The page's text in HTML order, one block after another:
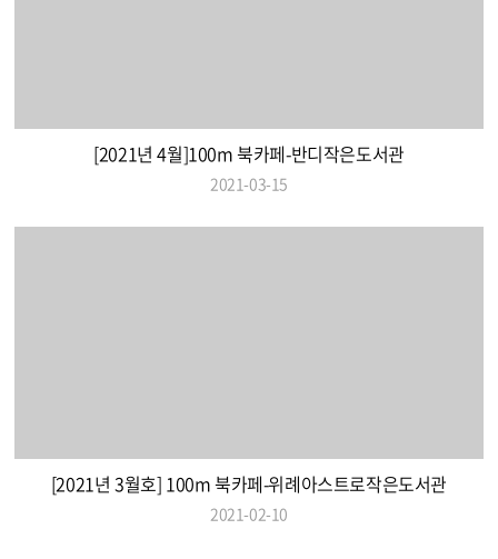
[2021년 4월]100m 북카페-반디작은도서관
2021-03-15
[2021년 3월호] 100m 북카페-위례아스트로작은도서관
2021-02-10